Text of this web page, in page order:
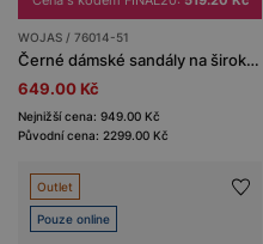
WOJAS / 76014-51
Černé dámské sandály na široké platformě
649.00 Kč
Nejnižší cena: 949.00 Kč
Původní cena: 2299.00 Kč
Outlet
Pouze online